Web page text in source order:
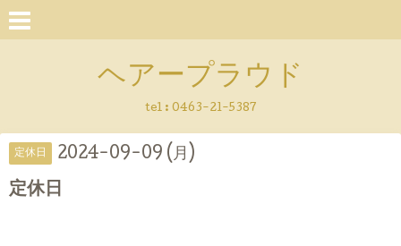
ヘアープラウド
tel : 0463-21-5387
定休日 2024-09-09 (月)
定休日